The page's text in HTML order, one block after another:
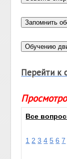
Перейти к
Все
1 2 3 4 5 6 7